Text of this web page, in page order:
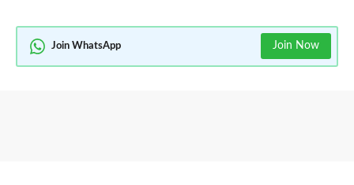
Join WhatsApp Join Now